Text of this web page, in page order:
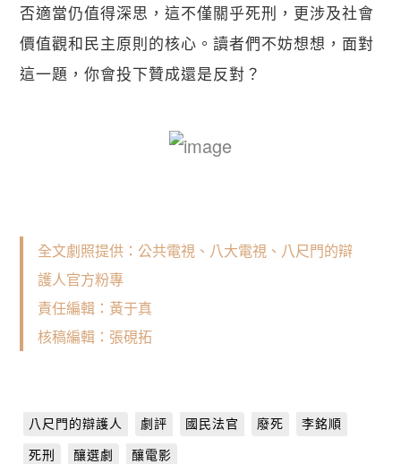
否適當仍值得深思，這不僅關乎死刑，更涉及社會
價值觀和民主原則的核心。讀者們不妨想想，面對
這一題，你會投下贊成還是反對？
全文劇照提供：公共電視 、 八大電視 、 八尺門的辯
護人官方粉專
責任編輯：黃于真
核稿編輯：張硯拓
八尺門的辯護人 劇評 國民法官 廢死 李銘順
死刑 釀選劇 釀電影